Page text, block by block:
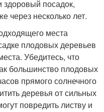
здоровый посадок,
через несколько лет.
места
плодовых деревьев
Убедитесь, что
большинство плодовых
прямого солнечного
деревья от сильных
повредить листву и